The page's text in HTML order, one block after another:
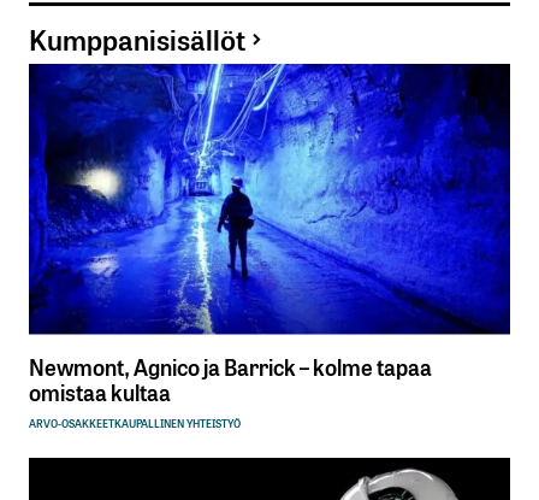
Kumppanisisällöt
Newmont, Agnico ja Barrick – kolme tapaa
omistaa kultaa
ARVO-OSAKKEETKAUPALLINEN YHTEISTYÖ